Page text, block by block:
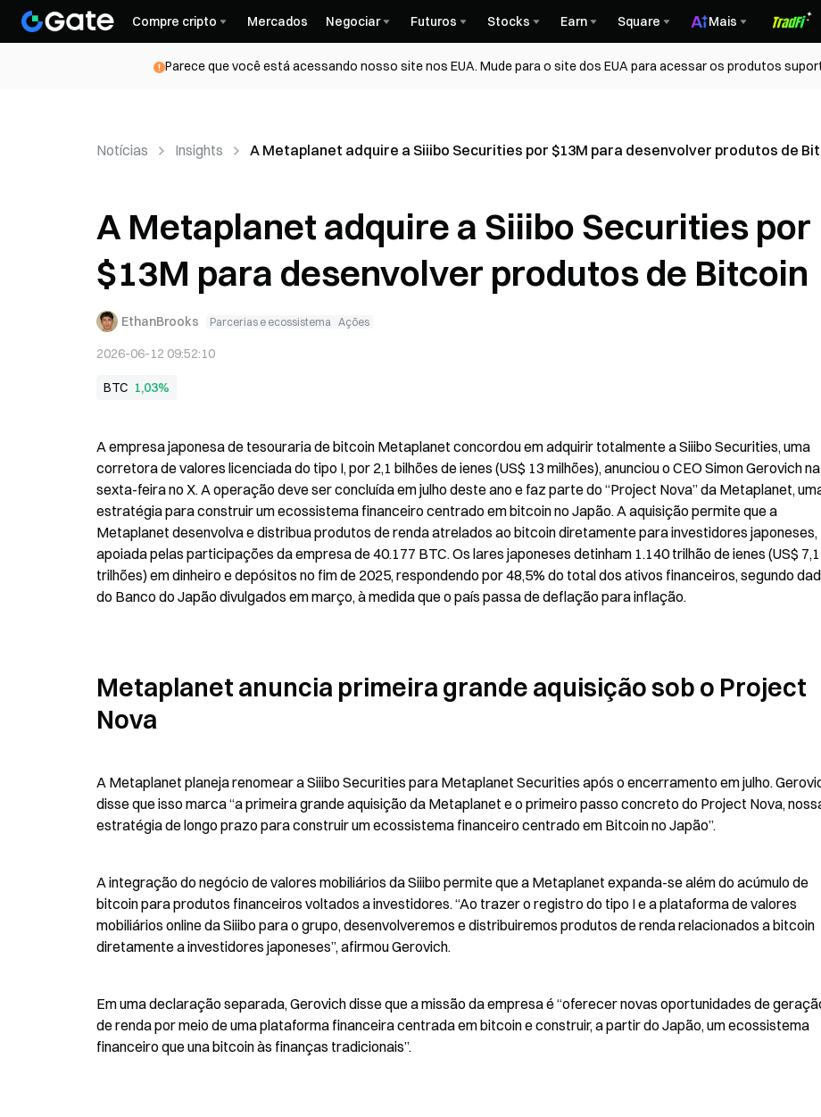
Compre cripto Mercados Negociar Futuros Stocks Earn Square Mais
Parece que você está acessando nosso site nos EUA. Mude para o site dos EUA para acessar os produtos
Notícias Insights A Metaplanet adquire a Siiibo Securities por $13M para desenvolver produtos de
A Metaplanet adquire a Siiibo Securities por
$13M para desenvolver produtos de Bitcoin
EthanBrooks Parcerias e ecossistema Ações
2026-06-12 09:52:10
BTC 1,03%
A empresa japonesa de tesouraria de bitcoin Metaplanet concordou em adquirir totalmente a Siiibo Securities, uma
corretora de valores licenciada do tipo I, por 2,1 bilhões de ienes (US$ 13 milhões), anunciou o CEO Simon Gerovich na
sexta-feira no X. A operação deve ser concluída em julho deste ano e faz parte do “Project Nova” da Metaplanet,
estratégia para construir um ecossistema financeiro centrado em bitcoin no Japão. A aquisição permite que a
Metaplanet desenvolva e distribua produtos de renda atrelados ao bitcoin diretamente para investidores japoneses,
apoiada pelas participações da empresa de 40.177 BTC. Os lares japoneses detinham 1.140 trilhão de ienes (US$ 7,1
trilhões) em dinheiro e depósitos no fim de 2025, respondendo por 48,5% do total dos ativos financeiros, segundo
do Banco do Japão divulgados em março, à medida que o país passa de deflação para inflação.
Metaplanet anuncia primeira grande aquisição sob o Project
Nova
A Metaplanet planeja renomear a Siiibo Securities para Metaplanet Securities após o encerramento em julho.
disse que isso marca “a primeira grande aquisição da Metaplanet e o primeiro passo concreto do Project Nova,
estratégia de longo prazo para construir um ecossistema financeiro centrado em Bitcoin no Japão”.
A integração do negócio de valores mobiliários da Siiibo permite que a Metaplanet expanda-se além do acúmulo de
bitcoin para produtos financeiros voltados a investidores. “Ao trazer o registro do tipo I e a plataforma de valores
mobiliários online da Siiibo para o grupo, desenvolveremos e distribuiremos produtos de renda relacionados a bitcoin
diretamente a investidores japoneses”, afirmou Gerovich.
Em uma declaração separada, Gerovich disse que a missão da empresa é “oferecer novas oportunidades de
de renda por meio de uma plataforma financeira centrada em bitcoin e construir, a partir do Japão, um ecossistema
financeiro que una bitcoin às finanças tradicionais”.